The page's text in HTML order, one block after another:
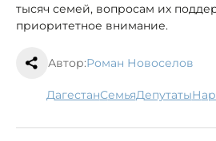
тысяч семей, вопросам их
приоритетное внимание.
Автор:Роман Новоселов
Дагестан семья депутаты